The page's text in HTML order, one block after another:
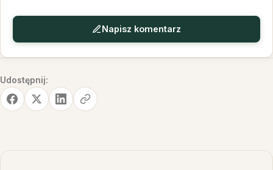
Napisz komentarz
Udostępnij: